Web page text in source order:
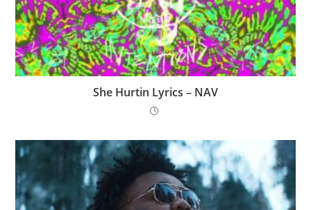
She Hurtin Lyrics – NAV